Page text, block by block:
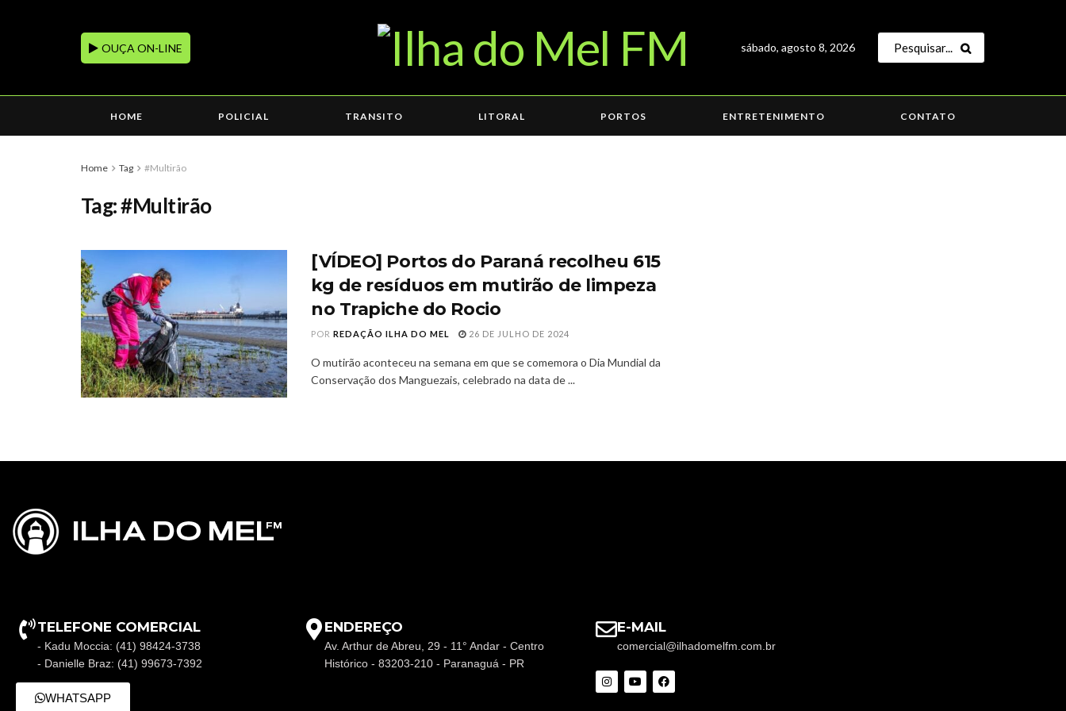
OUÇA ON-LINE sábado, agosto 8, 2026
HOME POLICIAL TRANSITO LITORAL PORTOS ENTRETENIMENTO CONTATO
Home Tag #Multirão
Tag:#Multirão
[VÍDEO] Portos do Paraná recolheu 615
kg de resíduos em mutirão de limpeza
no Trapiche do Rocio
POR REDAÇÃO ILHA DO MEL 26 DE JULHO DE 2024
O mutirão aconteceu na semana em que se comemora o Dia Mundial da
Conservação dos Manguezais, celebrado na data de ...
TELEFONE COMERCIAL
- Kadu Moccia: (41) 98424-3738
- Danielle Braz: (41) 99673-7392
WHATSAPP
ENDEREÇO
Av. Arthur de Abreu, 29 - 11° Andar - Centro
Histórico - 83203-210 - Paranaguá - PR
E-MAIL
comercial@ilhadomelfm.com.br